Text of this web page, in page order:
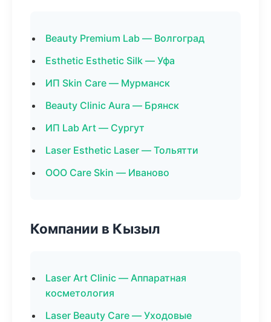
Beauty Premium Lab — Волгоград
Esthetic Esthetic Silk — Уфа
ИП Skin Care — Мурманск
Beauty Clinic Aura — Брянск
ИП Lab Art — Сургут
Laser Esthetic Laser — Тольятти
ООО Care Skin — Иваново
Компании в Кызыл
Laser Art Clinic — Аппаратная
косметология
Laser Beauty Care — Уходовые